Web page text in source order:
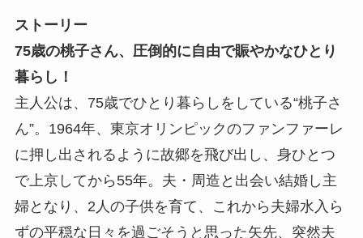
ストーリー
75歳の桃子さん、圧倒的に自由で賑やかなひとり
暮らし！
主人公は、75歳でひとり暮らしをしている“桃子さ
ん”。1964年、東京オリンピックのファンファーレ
に押し出されるように故郷を飛び出し、身ひとつ
で上京してから55年。夫・周造と出会い結婚し主
婦となり、2人の子供を育て、これから夫婦水入ら
ずの平穏な日々を過ごそうと思った矢先、突然夫